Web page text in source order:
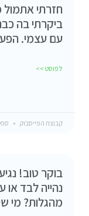
חזרתי אתמול
עם עצמי.
לפוסט >>
קבוצת הפייסבוק
נהייה לבד
מהגלות? מי